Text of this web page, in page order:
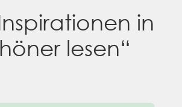
in
lesen“